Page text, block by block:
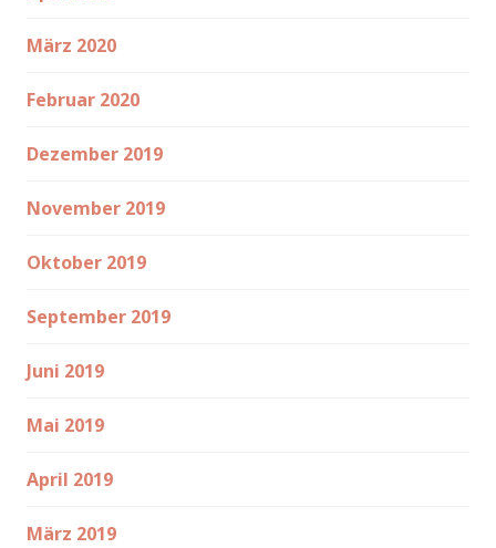
März 2020
Februar 2020
Dezember 2019
November 2019
Oktober 2019
September 2019
Juni 2019
Mai 2019
April 2019
März 2019